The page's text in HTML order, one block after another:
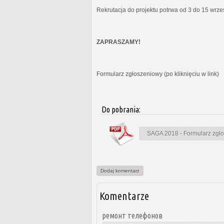
Rekrutacja do projektu potrwa od 3 do 15
ZAPRASZAMY!
Formularz zgłoszeniowy (po kliknięciu w link)
Do pobrania:
SAGA 2018 - Formularz
Dodaj komentarz
Komentarze
ремонт телефонов